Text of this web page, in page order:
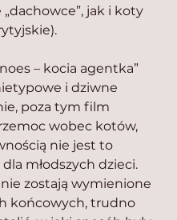
jak i koty
– kocia agentka”
i dziwne
poza tym film
wobec kotów,
nie jest to
młodszych dzieci.
zostają wymienione
końcowych, trudno